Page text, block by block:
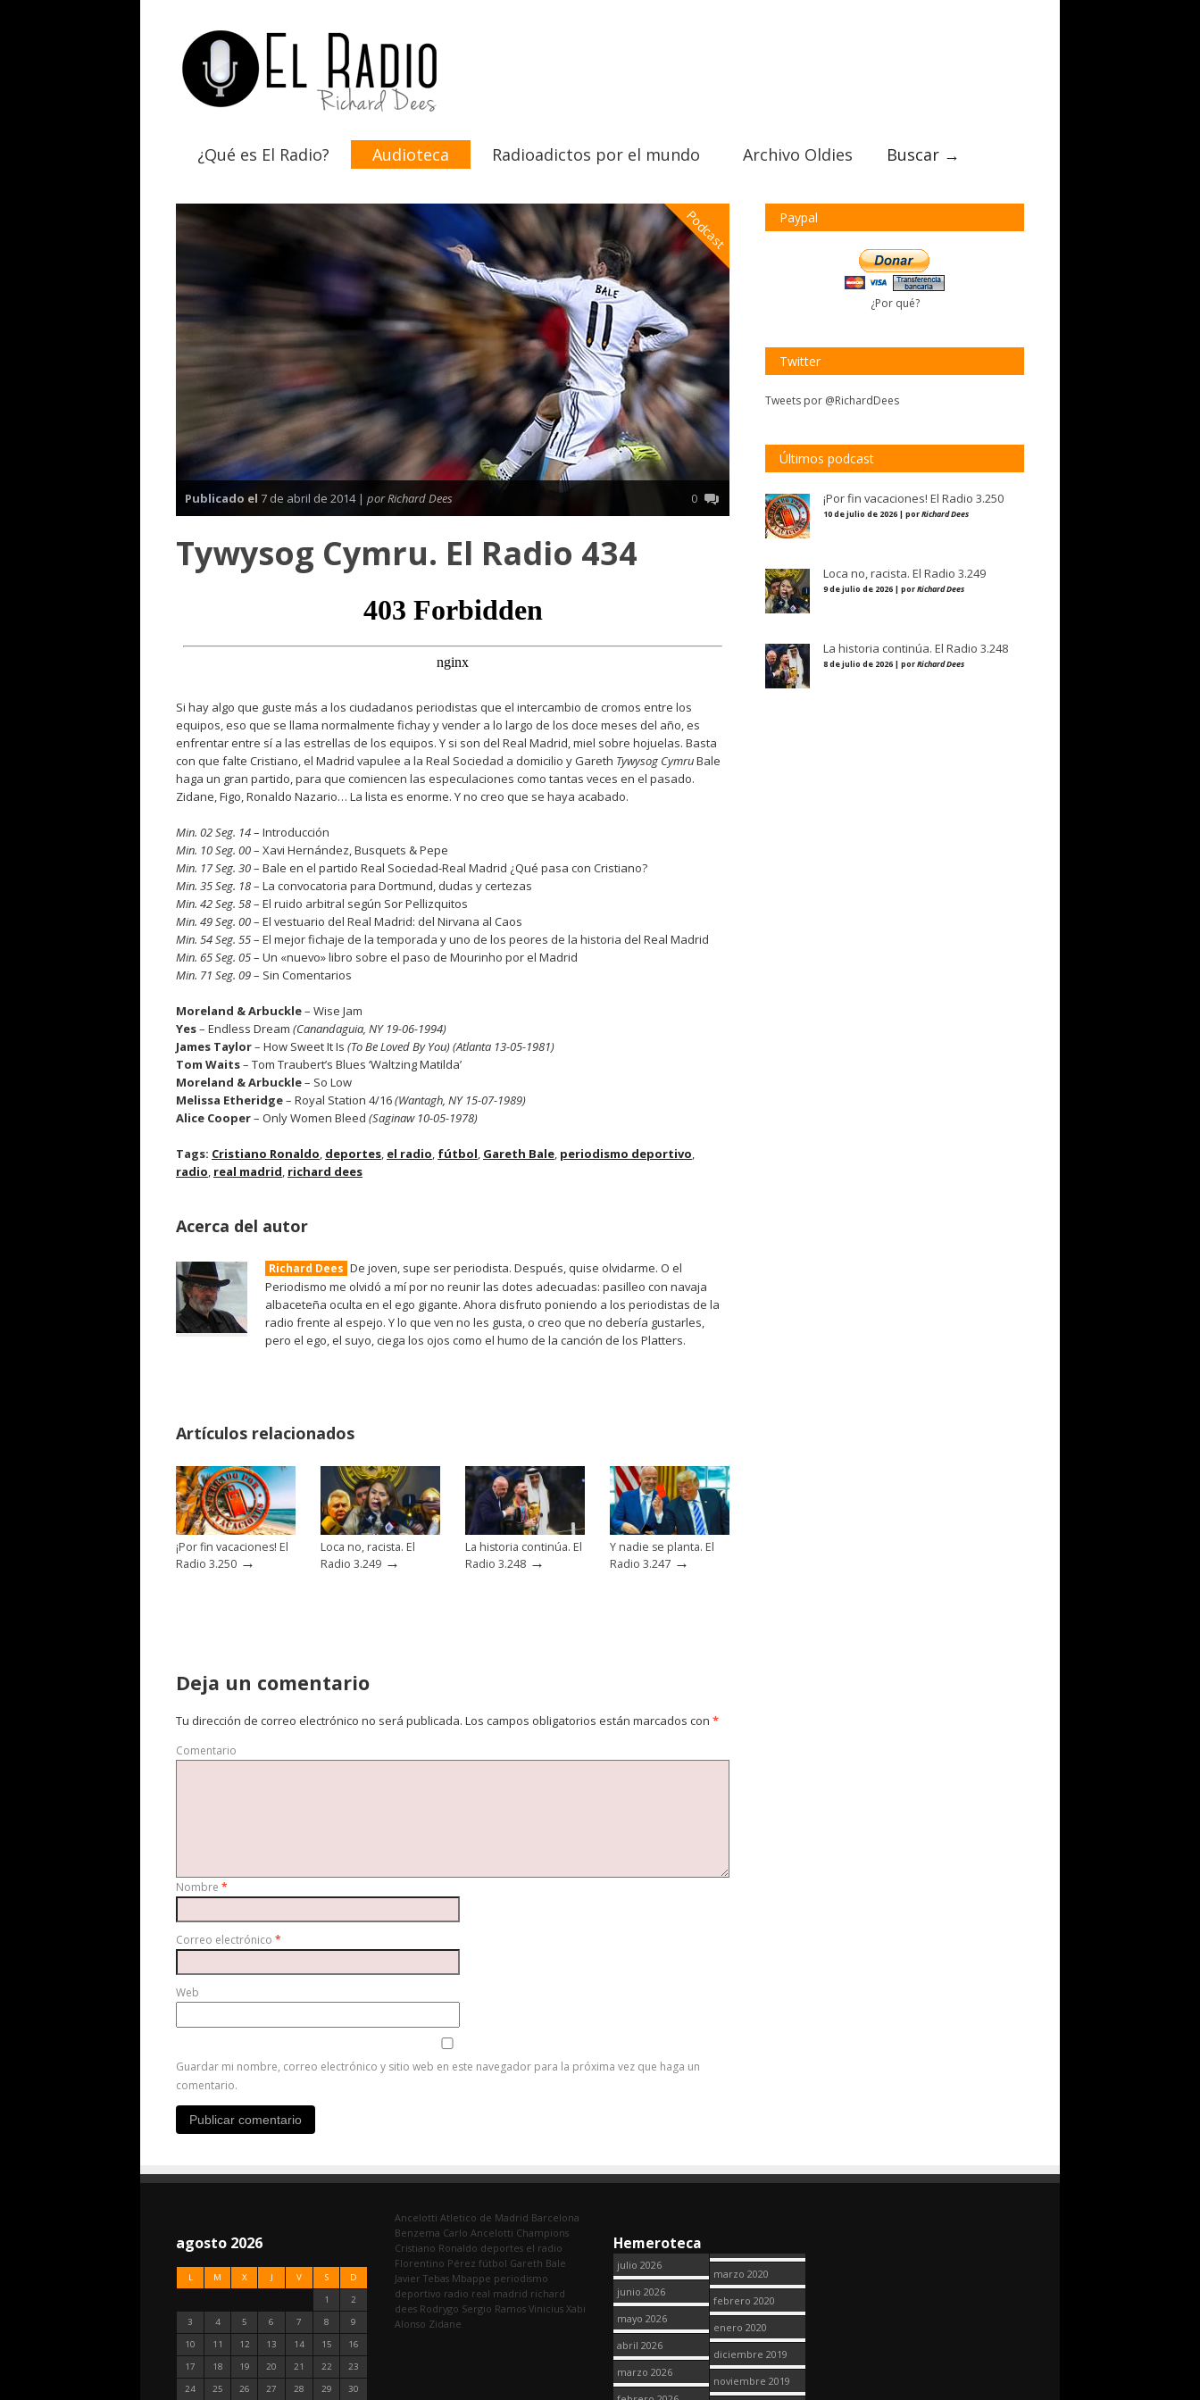
¿Qué es El Radio? Audioteca Radioadictos por el mundo Archivo Oldies Buscar →
Podcast
Publicado el 7 de abril de 2014 | por Richard Dees 0
Tywysog Cymru. El Radio 434
Si hay algo que guste más a los ciudadanos periodistas que el intercambio de cromos entre los
equipos, eso que se llama normalmente fichay y vender a lo largo de los doce meses del año, es
enfrentar entre sí a las estrellas de los equipos. Y si son del Real Madrid, miel sobre hojuelas. Basta
con que falte Cristiano, el Madrid vapulee a la Real Sociedad a domicilio y Gareth Tywysog CymruBale
haga un gran partido, para que comiencen las especulaciones como tantas veces en el pasado.
Zidane, Figo, Ronaldo Nazario… La lista es enorme. Y no creo que se haya acabado.
Min. 02 Seg. 14– Introducción
Min. 10 Seg. 00– Xavi Hernández, Busquets & Pepe
Min. 17 Seg. 30– Bale en el partido Real Sociedad-Real Madrid ¿Qué pasa con Cristiano?
Min. 35 Seg. 18– La convocatoria para Dortmund, dudas y certezas
Min. 42 Seg. 58– El ruido arbitral según Sor Pellizquitos
Min. 49 Seg. 00– El vestuario del Real Madrid: del Nirvana al Caos
Min. 54 Seg. 55– El mejor fichaje de la temporada y uno de los peores de la historia del Real Madrid
Min. 65 Seg. 05– Un «nuevo» libro sobre el paso de Mourinho por el Madrid
Min. 71 Seg. 09– Sin Comentarios
Moreland & Arbuckle– Wise Jam
Yes– Endless Dream (Canandaguia, NY 19-06-1994)
James Taylor– How Sweet It Is (To Be Loved By You) (Atlanta 13-05-1981)
Tom Waits– Tom Traubert’s Blues ‘Waltzing Matilda’
Moreland & Arbuckle– So Low
Melissa Etheridge– Royal Station 4/16(Wantagh, NY 15-07-1989)
Alice Cooper– Only Women Bleed (Saginaw 10-05-1978)
Tags: Cristiano Ronaldo, deportes, el radio, fútbol, Gareth Bale, periodismo deportivo,
radio, real madrid, richard dees
Acerca del autor
Richard Dees De joven, supe ser periodista. Después, quise olvidarme. O el
Periodismo me olvidó a mí por no reunir las dotes adecuadas: pasilleo con navaja
albaceteña oculta en el ego gigante. Ahora disfruto poniendo a los periodistas de la
radio frente al espejo. Y lo que ven no les gusta, o creo que no debería gustarles,
pero el ego, el suyo, ciega los ojos como el humo de la canción de los Platters.
Artículos relacionados
¡Por fin vacaciones! El
Radio 3.250 →
Loca no, racista. El
Radio 3.249 →
La historia continúa. El
Radio 3.248 →
Y nadie se planta. El
Radio 3.247 →
Deja un comentario
Tu dirección de correo electrónico no será publicada. Los campos obligatorios están marcados con *
Comentario
Nombre *
Correo electrónico *
Web
Guardar mi nombre, correo electrónico y sitio web en este navegador para la próxima vez que haga un
comentario.
Paypal
¿Por qué?
Twitter
Tweets por @RichardDees
Últimos podcast
¡Por fin vacaciones! El Radio 3.250
10 de julio de 2026 | porRichard Dees
Loca no, racista. El Radio 3.249
9 de julio de 2026 | porRichard Dees
La historia continúa. El Radio 3.248
8 de julio de 2026 | porRichard Dees
agosto 2026
L M X J V S D
1
2
3
4 5 6 7 8
9
10
11 12 13 14 15
16
17
18 19 20 21 22
23
24
25 26 27 28 29
30
Ancelotti Atletico de Madrid Barcelona
Benzema Carlo Ancelotti Champions
Cristiano Ronaldo deportes el radio
Florentino Pérez fútbol Gareth Bale
Javier Tebas Mbappe periodismo
deportivo radio real madrid richard
dees Rodrygo Sergio Ramos Vinicius Xabi
Alonso Zidane
Hemeroteca
julio 2026
junio 2026
mayo 2026
abril 2026
marzo 2026
marzo 2020
febrero 2020
enero 2020
diciembre 2019
noviembre 2019